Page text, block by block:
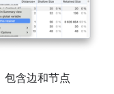
包含边和节点